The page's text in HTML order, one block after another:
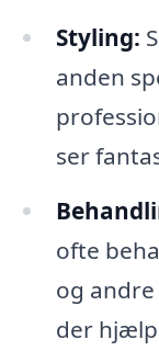
Styling:
anden
ser
ofte
og
der